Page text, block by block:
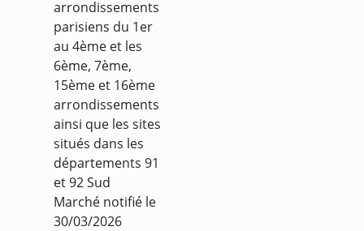
arrondissements
parisiens du 1er
au 4ème et les
6ème, 7ème,
15ème et 16ème
arrondissements
ainsi que les sites
situés dans les
départements 91
et 92 Sud
Marché notifié le
30/03/2026